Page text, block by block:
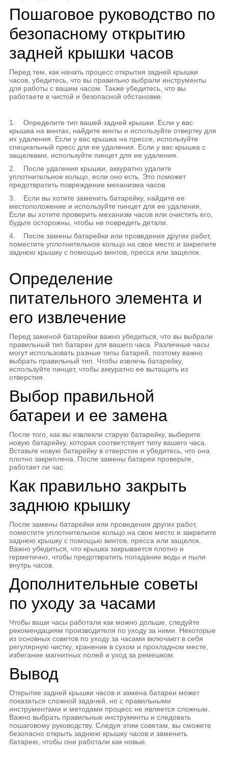
Пошаговое руководство по
безопасному открытию
задней крышки часов
Перед тем, как начать процесс открытия задней крышки
часов, убедитесь, что вы правильно выбрали инструменты
для работы с вашим часом. Также убедитесь, что вы
работаете в чистой и безопасной обстановке.
1. Определите тип вашей задней крышки. Если у вас
крышка на винтах, найдите винты и используйте отвертку для
их удаления. Если у вас крышка на прессе, используйте
специальный пресс для ее удаления. Если у вас крышка с
защелками, используйте пинцет для ее удаления.
2. После удаления крышки, аккуратно удалите
уплотнительное кольцо, если оно есть. Это поможет
предотвратить повреждение механизма часов.
3. Если вы хотите заменить батарейку, найдите ее
местоположение и используйте пинцет для ее удаления.
Если вы хотите проверить механизм часов или очистить его,
будьте осторожны, чтобы не повредить детали.
4. После замены батарейки или проведения других работ,
поместите уплотнительное кольцо на свое место и закрепите
заднюю крышку с помощью винтов, пресса или защелок.
Определение
питательного элемента и
его извлечение
Перед заменой батарейки важно убедиться, что вы выбрали
правильный тип батареи для вашего часа. Различные часы
могут использовать разные типы батарей, поэтому важно
выбрать правильный тип. Чтобы извлечь батарейку,
используйте пинцет, чтобы аккуратно ее вытащить из
отверстия.
Выбор правильной
батареи и ее замена
После того, как вы извлекли старую батарейку, выберите
новую батарейку, которая соответствует типу вашего часа.
Вставьте новую батарейку в отверстие и убедитесь, что она
плотно закреплена. После замены батареи проверьте,
работает ли час.
Как правильно закрыть
заднюю крышку
После замены батарейки или проведения других работ,
поместите уплотнительное кольцо на свое место и закрепите
заднюю крышку с помощью винтов, пресса или защелок.
Важно убедиться, что крышка закрывается плотно и
герметично, чтобы предотвратить попадание воды и пыли
внутрь часов.
Дополнительные советы
по уходу за часами
Чтобы ваши часы работали как можно дольше, следуйте
рекомендациям производителя по уходу за ними. Некоторые
из основных советов по уходу за часами включают в себя
регулярную чистку, хранение в сухом и прохладном месте,
избегание магнитных полей и уход за ремешком.
Вывод
Открытие задней крышки часов и замена батареи может
показаться сложной задачей, но с правильными
инструментами и методами процесс не является сложным.
Важно выбрать правильные инструменты и следовать
пошаговому руководству. Следуя этим советам, вы сможете
безопасно открыть заднюю крышку часов и заменить
батарею, чтобы они работали как новые.